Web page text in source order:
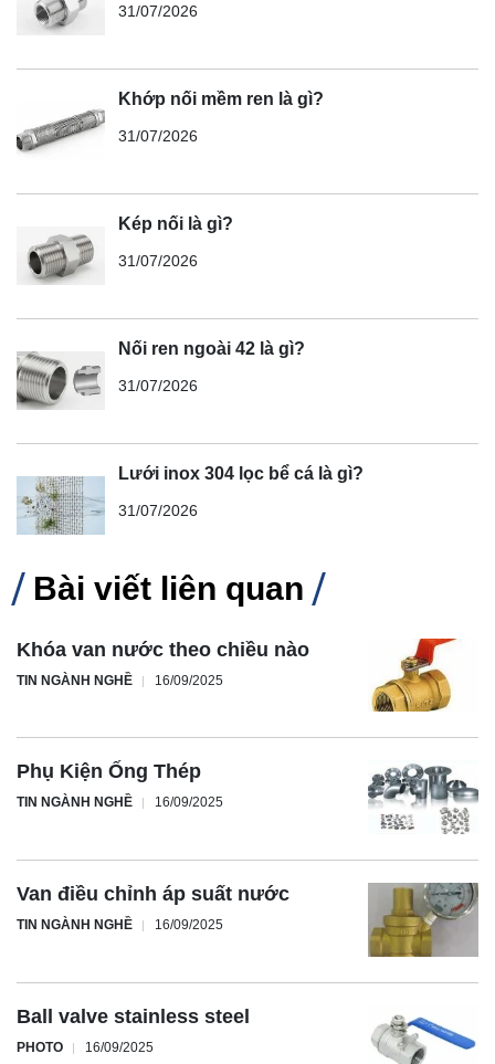
31/07/2026
Khớp nối mềm ren là gì?
31/07/2026
Kép nối là gì?
31/07/2026
Nối ren ngoài 42 là gì?
31/07/2026
Lưới inox 304 lọc bể cá là gì?
31/07/2026
Bài viết liên quan
Khóa van nước theo chiều nào
TIN NGÀNH NGHỀ 16/09/2025
Phụ Kiện Ống Thép
TIN NGÀNH NGHỀ 16/09/2025
Van điều chỉnh áp suất nước
TIN NGÀNH NGHỀ 16/09/2025
Ball valve stainless steel
PHOTO 16/09/2025